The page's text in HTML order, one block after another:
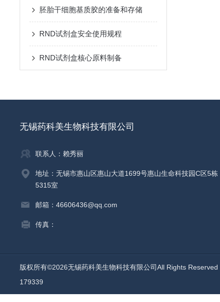
胚胎干细胞基质胶的准备和存储
RND试剂盒安全使用规程
RND试剂盒核心原料制备
无锡药科美生物科技有限公司
联系人：赖秀丽
地址：无锡市惠山区惠山大道1699号惠山生命科技园C区5栋
5315室
邮箱：46606436@qq.com
传真：
版权所有©2026无锡药科美生物科技有限公司All Rights
179339